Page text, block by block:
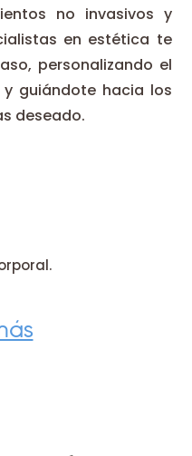
no invasivos y
en estética te
personalizando el
guiándote hacia los
deseado.